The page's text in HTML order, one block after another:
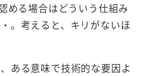
める場合はどういう仕組み
。考えると、キリがないほ
ある意味で技術的な要因よ